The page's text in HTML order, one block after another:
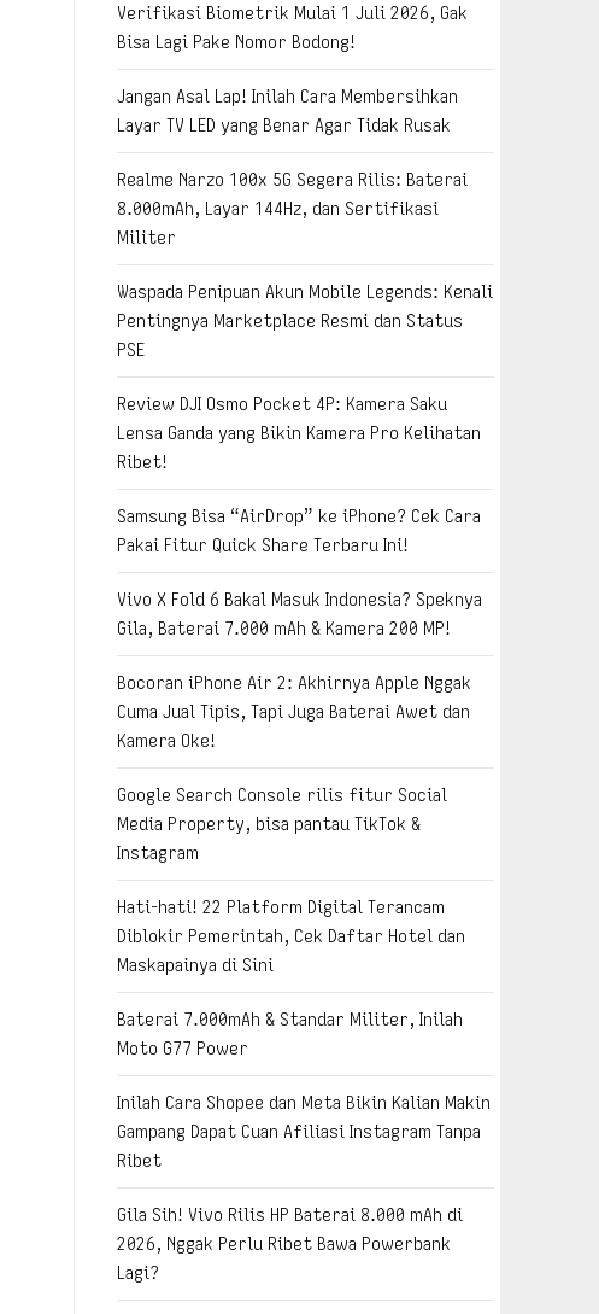
Verifikasi Biometrik Mulai 1 Juli 2026, Gak
Bisa Lagi Pake Nomor Bodong!
Jangan Asal Lap! Inilah Cara Membersihkan
Layar TV LED yang Benar Agar Tidak Rusak
Realme Narzo 100x 5G Segera Rilis: Baterai
8.000mAh, Layar 144Hz, dan Sertifikasi
Militer
Waspada Penipuan Akun Mobile Legends: Kenali
Pentingnya Marketplace Resmi dan Status
PSE
Review DJI Osmo Pocket 4P: Kamera Saku
Lensa Ganda yang Bikin Kamera Pro Kelihatan
Ribet!
Samsung Bisa “AirDrop” ke iPhone? Cek Cara
Pakai Fitur Quick Share Terbaru Ini!
Vivo X Fold 6 Bakal Masuk Indonesia? Speknya
Gila, Baterai 7.000 mAh & Kamera 200 MP!
Bocoran iPhone Air 2: Akhirnya Apple Nggak
Cuma Jual Tipis, Tapi Juga Baterai Awet dan
Kamera Oke!
Google Search Console rilis fitur Social
Media Property, bisa pantau TikTok &
Instagram
Hati-hati! 22 Platform Digital Terancam
Diblokir Pemerintah, Cek Daftar Hotel dan
Maskapainya di Sini
Baterai 7.000mAh & Standar Militer, Inilah
Moto G77 Power
Inilah Cara Shopee dan Meta Bikin Kalian Makin
Gampang Dapat Cuan Afiliasi Instagram Tanpa
Ribet
Gila Sih! Vivo Rilis HP Baterai 8.000 mAh di
2026, Nggak Perlu Ribet Bawa Powerbank
Lagi?